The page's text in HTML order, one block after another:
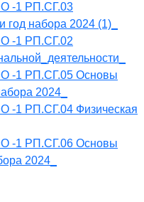
-1 РП.СГ.03
год набора 2024 (1)_
-1 РП.СГ.02
-1 РП.СГ.05 Основы
2024_
-1 РП.СГ.04 Физическая
-1 РП.СГ.06 Основы
2024_